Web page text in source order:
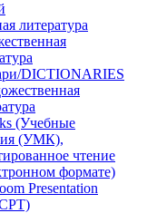
литература
DICTIONARIES
(Учебные
(УМК),
чтение
формате)
Presentation